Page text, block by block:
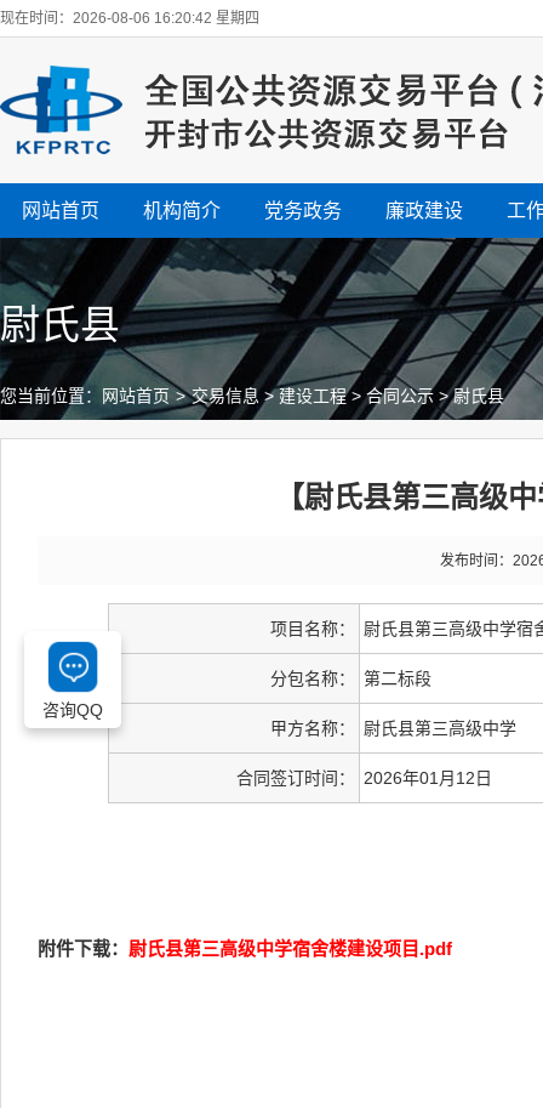
现在时间：2026-08-06 16:20:43 星期四
网站首页 机构简介 党务政务 廉政建设 工
尉氏县
您当前位置： 网站首页 > 交易信息 >建设工程>合同公示 >尉氏县
【尉氏县第三高级
发布时间：
项目名称： 尉氏县第三高级中学宿
分包名称： 第二标段
甲方名称： 尉氏县第三高级中学
合同签订时间： 2026年01月12日
附件下载： 尉氏县第三高级中学宿舍楼建设项目.pdf
咨询QQ